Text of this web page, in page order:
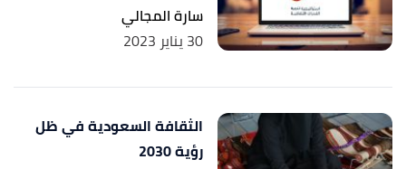
سارة المجالي
30 يناير 2023
الثقافة السعودية في ظل
رؤية 2030